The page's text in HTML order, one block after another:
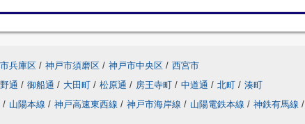
兵庫区 / 神戸市須磨区 / 神戸市中央区 / 西宮市
通 / 御船通 / 大田町 / 松原通 / 房王寺町 / 中道通 / 北町 / 湊町
/ 山陽本線 / 神戸高速東西線 / 神戸市海岸線 / 山陽電鉄本線 / 神鉄有馬線 /